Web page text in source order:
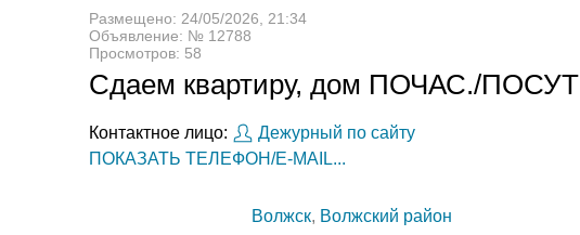
Размещено: 24/05/2026, 21:34
Объявление: № 12788
Просмотров: 58
Сдаем квартиру, дом ПОЧАС./ПОСУТ
Контактное лицо:
Дежурный по сайту
ПОКАЗАТЬ ТЕЛЕФОН/E-MAIL...
Волжск, Волжский район